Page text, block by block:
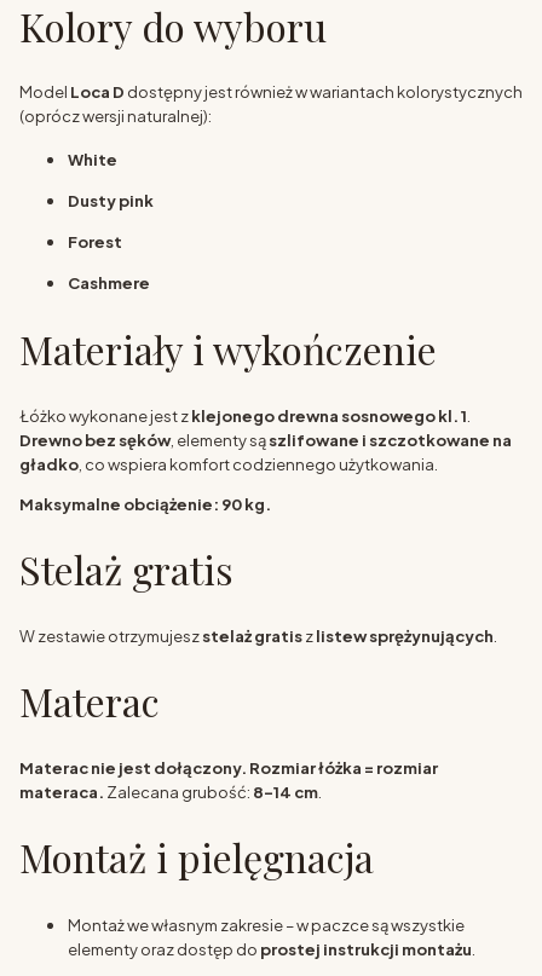
Kolory do wyboru
Model Loca D dostępny jest również w wariantach kolorystycznych
(oprócz wersji naturalnej):
White
Dusty pink
Forest
Cashmere
Materiały i wykończenie
Łóżko wykonane jest zklejonego drewna sosnowego kl. 1
Drewno bez sęków, elementy sąszlifowane i szczotkowane na
gładko , co wspiera komfort codziennego użytkowania.
Maksymalne obciążenie: 90 kg.
Stelaż gratis
W zestawie otrzymujeszstelaż gratiszlistew sprężynujących
Materac
Materac nie jest dołączony. Rozmiar łóżka = rozmiar
materaca. Zalecana grubość: 8–14 cm
Montaż i pielęgnacja
Montaż we własnym zakresie – w paczce są wszystkie
elementy oraz dostęp do prostej instrukcji montażu